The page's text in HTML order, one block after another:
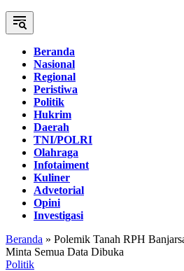
Beranda
Nasional
Regional
Peristiwa
Politik
Hukrim
Daerah
TNI/POLRI
Olahraga
Infotaiment
Kuliner
Advetorial
Opini
Investigasi
Beranda » Polemik Tanah RPH
Minta Semua Data Dibuka
Politik